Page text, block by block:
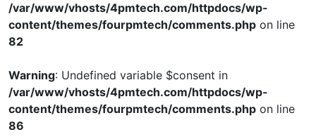
/var/www/vhosts/4pmtech.com/httpdocs/wp-
content/themes/fourpmtech/comments.php on line
82
Warning: Undefined variable $consent in
/var/www/vhosts/4pmtech.com/httpdocs/wp-
content/themes/fourpmtech/comments.php on line
86